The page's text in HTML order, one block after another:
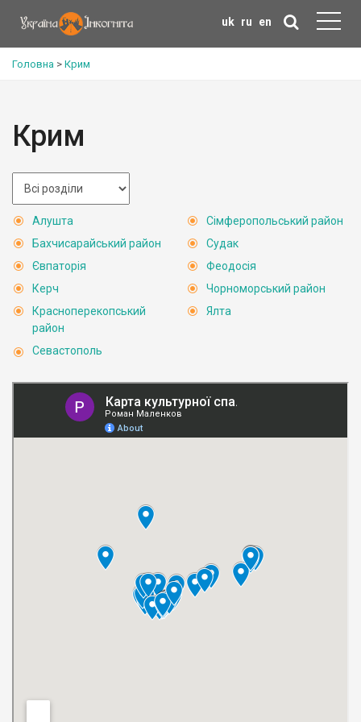
uk ru en
Головна > Крим
Крим
Алушта
Бахчисарайський район
Євпаторія
Керч
Красноперекопський
район
Севастополь
Сімферопольський район
Судак
Феодосія
Чорноморський район
Ялта